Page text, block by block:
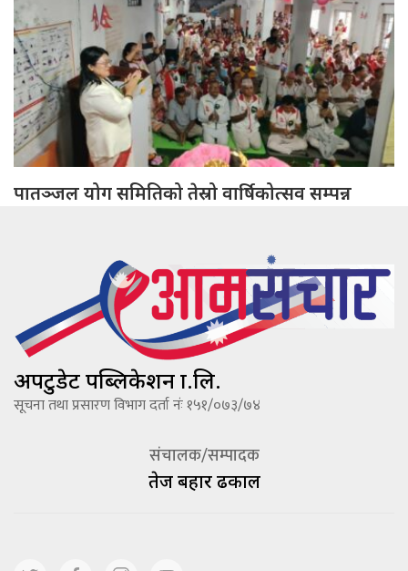
पातञ्जल योग समितिको तेस्रो वार्षिकोत्सव सम्पन्न
अपटुडेट पब्लिकेशन प्रा.लि.
सूचना तथा प्रसारण विभाग दर्ता नंः १५१/०७३/७४
संचालक/सम्पादक
तेज बहादूर ढकाल